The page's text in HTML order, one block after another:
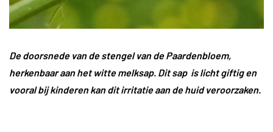
De doorsnede van de stengel van de Paardenbloem,
herkenbaar aan het witte melksap. Dit sap is licht giftig en
vooral bij kinderen kan dit irritatie aan de huid veroorzaken.